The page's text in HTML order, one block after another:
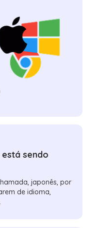
sendo
japonês, por
de idioma,